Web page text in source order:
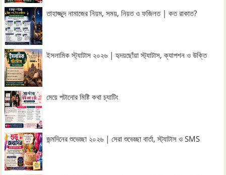
তাহাজ্জুদ নামাজের নিয়ম, সময়, নিয়ত ও ফজিলত | কত রাকাত?
ইসলামিক স্ট্যাটাস ২০২৬ | হৃদয়ছোঁয়া স্ট্যাটাস, ক্যাপশন ও উক্তি
মেয়ে পটানোর মিষ্টি কথা চ্যাটিং
জন্মদিনের শুভেচ্ছা ২০২৬ | সেরা শুভেচ্ছা বার্তা, স্ট্যাটাস ও SMS